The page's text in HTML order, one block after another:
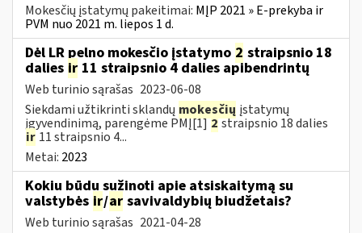
Mokesčių įstatymų pakeitimai: MĮP 2021 » E-prekyba ir
PVM nuo 2021 m. liepos 1 d.
Dėl LR pelno mokesčio įstatymo 2 straipsnio 18
dalies ir 11 straipsnio 4 dalies apibendrintų
Web turinio sąrašas 2023-06-08
Siekdami užtikrinti sklandų mokesčių įstatymų
įgyvendinimą, parengėme PMĮ[1]2straipsnio 18 dalies
ir 11 straipsnio 4...
Metai: 2023
Kokiu būdu sužinoti apie atsiskaitymą su
valstybės ir/ar savivaldybių biudžetais?
Web turinio sąrašas 2021-04-28